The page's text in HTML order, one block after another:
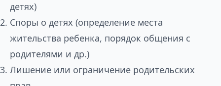
детях)
Споры о детях (определение места
жительства ребенка, порядок общения с
родителями и др.)
Лишение или ограничение родительских